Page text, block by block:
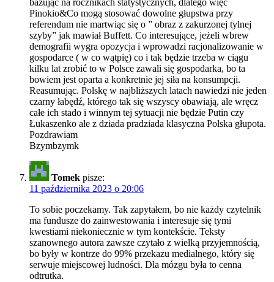
bazując na rocznikach statystycznych, dlatego więc
Pinokio&Co mogą stosować dowolne głupstwa przy
referendum nie martwiąc się o ” obraz z zakurzonej tylnej
szyby” jak mawiał Buffett. Co interesujące, jeżeli wbrew
demografii wygra opozycja i wprowadzi racjonalizowanie w
gospodarce ( w co wątpię) co i tak będzie trzeba w ciągu
kilku lat zrobić to w Polsce zawali się gospodarka, bo ta
bowiem jest oparta a konkretnie jej siła na konsumpcji.
Reasumując. Polskę w najbliższych latach nawiedzi nie jeden
czarny łabędź, którego tak się wszyscy obawiają, ale wręcz
całe ich stado i winnym tej sytuacji nie będzie Putin czy
Łukaszenko ale z dziada pradziada klasyczna Polska głupota.
Pozdrawiam
Bzymbzymk
Tomek pisze:
11 października 2023 o 20:06
To sobie poczekamy. Tak zapytałem, bo nie każdy czytelnik
ma fundusze do zainwestowania i interesuje się tymi
kwestiami niekoniecznie w tym kontekście. Teksty
szanownego autora zawsze czytało z wielką przyjemnością,
bo były w kontrze do 99% przekazu medialnego, który się
serwuje miejscowej ludności. Dla mózgu była to cenna
odtrutka.